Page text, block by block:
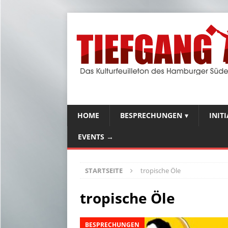
HOME BESPRECHUNGEN
EVENTS →
STARTSEITE tropische Öle
tropische Öle
BESPRECHUNGEN